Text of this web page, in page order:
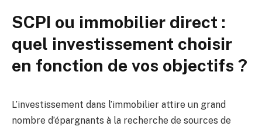
SCPI ou immobilier direct :
quel investissement choisir
en fonction de vos objectifs ?
L’investissement dans l’immobilier attire un grand
nombre d’épargnants à la recherche de sources de